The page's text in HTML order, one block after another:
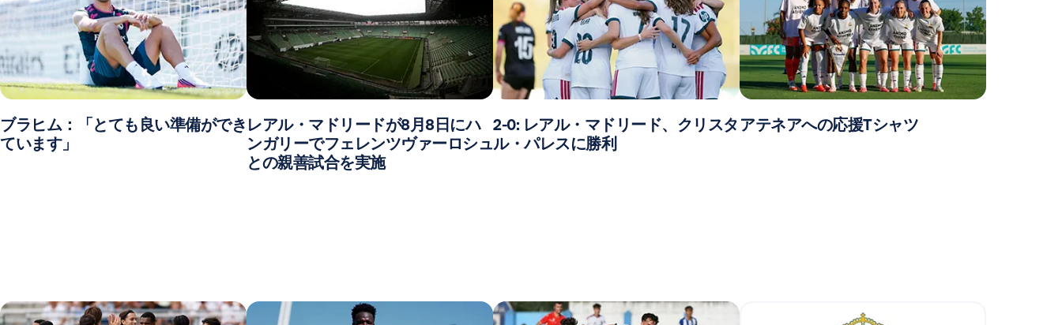
ブラヒム：「とても良い準備ができ
ています」
レアル・マドリードが8月8日にハ
ンガリーでフェレンツヴァーロシュ
との親善試合を実施
2-0: レアル・マドリード、クリスタ
ル・パレスに勝利
アテネアへの応援Tシャツ